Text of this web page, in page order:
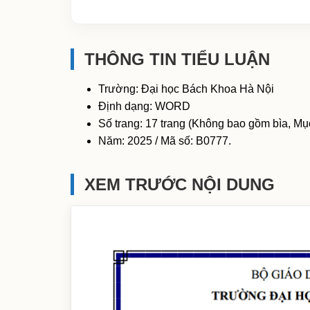
THÔNG TIN TIỂU LUẬN
Trường: Đại học Bách Khoa Hà Nội
Định dạng: WORD
Số trang: 17 trang (Không bao gồm bìa,
Năm: 2025 / Mã số: B0777.
XEM TRƯỚC NỘI DUNG